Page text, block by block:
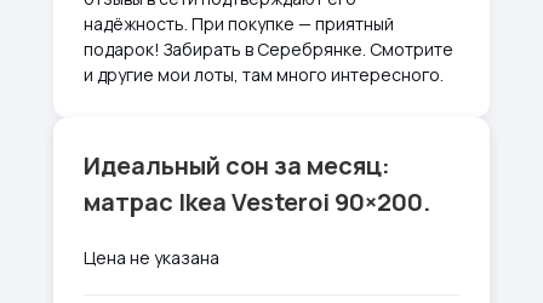
надёжность. При покупке — приятный
подарок! Забирать в Серебрянке. Смотрите
и другие мои лоты, там много интересного.
Идеальный сон за месяц:
матрас Ikea Vesteroi 90×200.
Цена не указана